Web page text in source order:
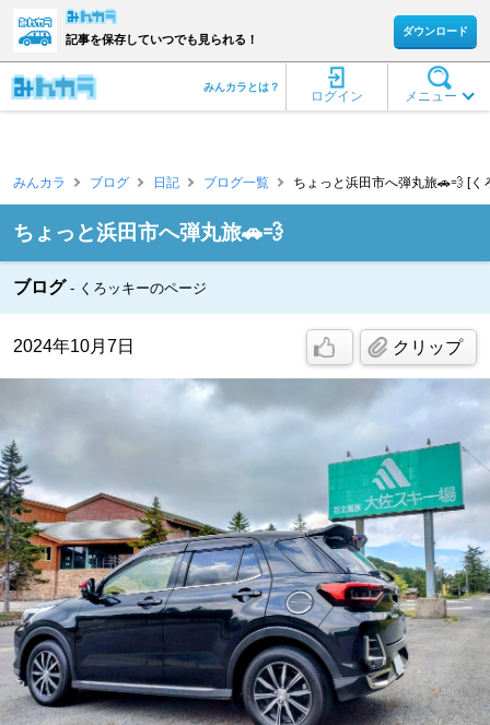
記事を保存していつでも見られる！
ダウンロード
メニュー
ログイン
みんカラとは？
みんカラ ブログ 日記 ブログ一覧 ちょっと浜田市へ弾丸旅🚗💨 [く
ちょっと浜田市へ弾丸旅🚗💨
ブログ くろッキーのページ
2024年10月7日 クリップ